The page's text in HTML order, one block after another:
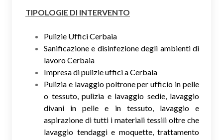
TIPOLOGIE DI INTERVENTO
Pulizie Uffici Cerbaia
Sanificazione e disinfezione degli ambienti di
lavoro Cerbaia
Impresa di pulizie uffici a Cerbaia
Pulizia e lavaggio poltrone per ufficio in pelle
o tessuto, pulizia e lavaggio sedie, lavaggio
divani in pelle e in tessuto, lavaggio e
aspirazione di tutti i materiali tessili oltre che
lavaggio tendaggi e moquette, trattamento